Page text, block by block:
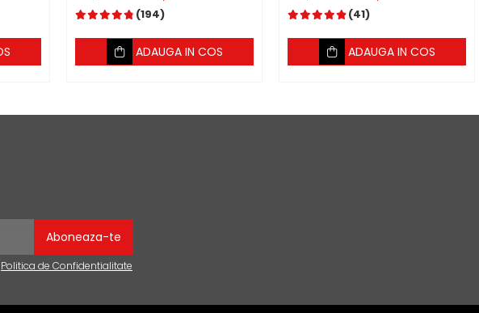
(194)
ADAUGA IN COS
(41)
ADAUGA IN COS
Politica de Confidentialitate